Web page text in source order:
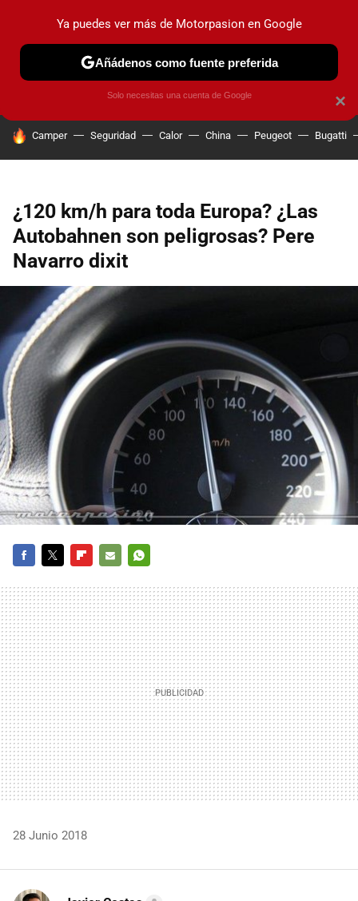
PRUEBAS COCHES ELÉCTRICOS OBSERVATORIO
HOY SE HABLA DE
Camper Seguridad Calor China Peugeot Bugatti
¿120 km/h para toda Europa? ¿Las
Autobahnen son peligrosas? Pere
Navarro dixit
MAIL
28 Junio 2018
×
Ya puedes ver más de Motorpasion en Google
Añádenos como fuente preferida
Solo necesitas una cuenta de Google